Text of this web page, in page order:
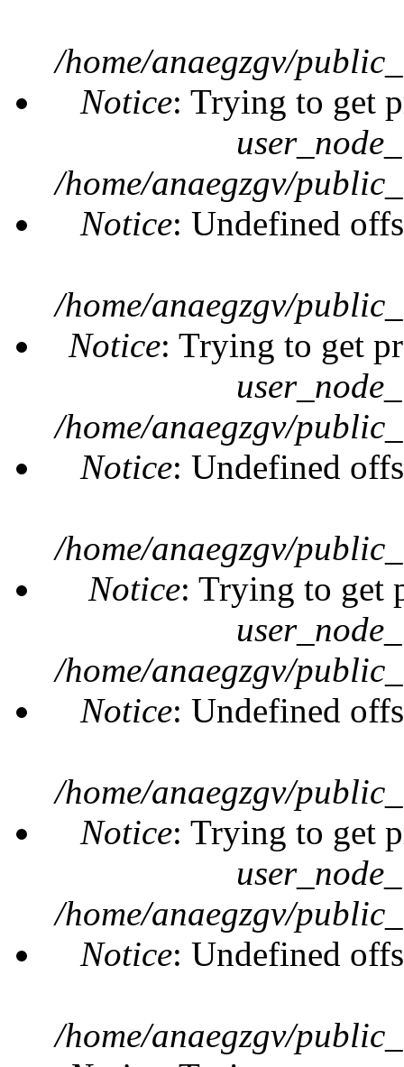
/home/anaegzgv/
Notice: Trying to get
/home/anaegzgv/
Notice: Undefined
/home/anaegzgv/
Notice: Trying to get
/home/anaegzgv/
Notice: Undefined
/home/anaegzgv/
Notice: Trying to get
/home/anaegzgv/
Notice: Undefined
/home/anaegzgv/
Notice: Trying to get
/home/anaegzgv/
Notice: Undefined
/home/anaegzgv/